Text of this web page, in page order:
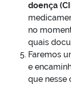
doença
no
quais
Faremos
e
que nesse